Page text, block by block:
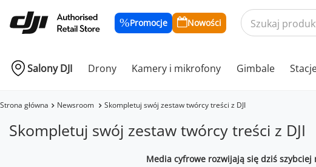
Promocje Nowości
Salony DJI Drony Kamery i mikrofony Gimbale
Strona główna Newsroom Skompletuj swój zestaw twórcy treści z DJI
Skompletuj swój zestaw twórcy treści z DJI
Media cyfrowe rozwijają się dziś